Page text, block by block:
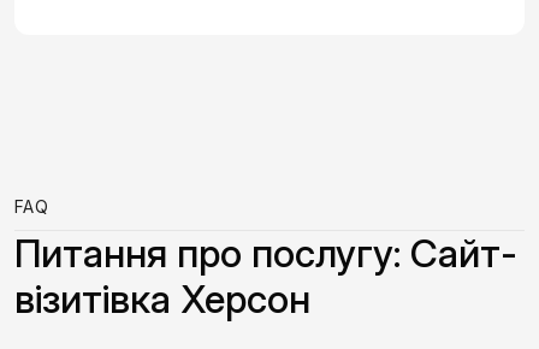
FAQ
Питання про послугу: Сайт-
візитівка Херсон